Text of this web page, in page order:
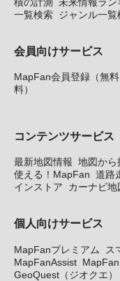
一覧検索 ジャンル一覧
会員向けサービス
MapFan会員登録（無料
料）
コンテンツサービス
最新地図情報 地図から
使える！MapFan 道路
インストア
カーナビ地
個人向けサービス
MapFanプレミアム
ス
MapFanAssist
GeoQuest（ジオクエ）